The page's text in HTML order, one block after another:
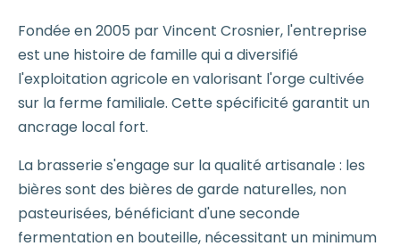
Fondée en 2005 par Vincent Crosnier, l'entreprise
est une histoire de famille qui a diversifié
l'exploitation agricole en valorisant l'orge cultivée
sur la ferme familiale. Cette spécificité garantit un
ancrage local fort.
La brasserie s'engage sur la qualité artisanale : les
bières sont des bières de garde naturelles, non
pasteurisées, bénéficiant d'une seconde
fermentation en bouteille, nécessitant un minimum